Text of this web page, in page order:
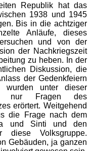
Republik hat das
1938 und 1945
Bis in die achtziger
Anläufe, dieses
und von der
der Nachkriegszeit
zu heben. In der
Diskussion, die
der Gedenkfeiern
wurden unter dieser
nur Fragen des
erörtert. Weitgehend
die Frage nach dem
und Sinti und den
diese Volksgruppe.
Gebäuden, ja ganzen